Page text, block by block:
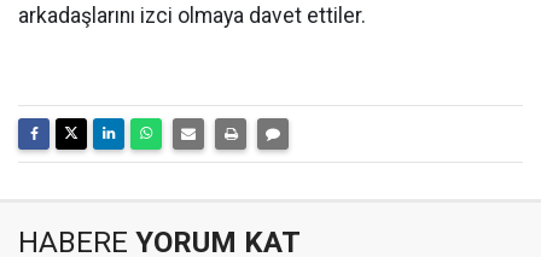
arkadaşlarını izci olmaya davet ettiler.
HABERE YORUM KAT